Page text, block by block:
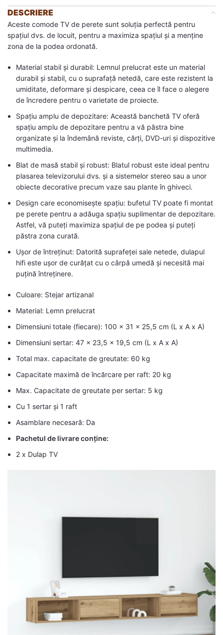
DESCRIERE
Aceste comode TV de perete sunt soluția perfectă pentru
spațiul dvs. de locuit, pentru a maximiza spațiul și a menține
zona de la podea ordonată.
Material stabil și durabil: Lemnul prelucrat este un material
durabil și stabil, cu o suprafață netedă, care este rezistent la
umiditate, deformare și despicare, ceea ce îl face o alegere
de încredere pentru o varietate de proiecte.
Spațiu amplu de depozitare: Această banchetă TV oferă
spațiu amplu de depozitare pentru a vă păstra bine
organizate și la îndemână reviste, cărți, DVD-uri și dispozitive
multimedia.
Blat de masă stabil și robust: Blatul robust este ideal pentru
plasarea televizorului dvs. și a sistemelor stereo sau a unor
obiecte decorative precum vaze sau plante în ghiveci.
Design care economisește spațiu: bufetul TV poate fi montat
pe perete pentru a adăuga spațiu suplimentar de depozitare.
Astfel, vă puteți maximiza spațiul de pe podea și puteți
păstra zona curată.
Ușor de întreținut: Datorită suprafeței sale netede, dulapul
hifi este ușor de curățat cu o cârpă umedă și necesită mai
puțină întreținere.
Culoare: Stejar artizanal
Material: Lemn prelucrat
Dimensiuni totale (fiecare): 100 x 31 x 25,5 cm (L x A x A)
Dimensiuni sertar: 47 x 23,5 x 19,5 cm (L x A x A)
Total max. capacitate de greutate: 60 kg
Capacitate maximă de încărcare per raft: 20 kg
Max. Capacitate de greutate per sertar: 5 kg
Cu 1 sertar și 1 raft
Asamblare necesară: Da
Pachetul de livrare conține:
2 x Dulap TV